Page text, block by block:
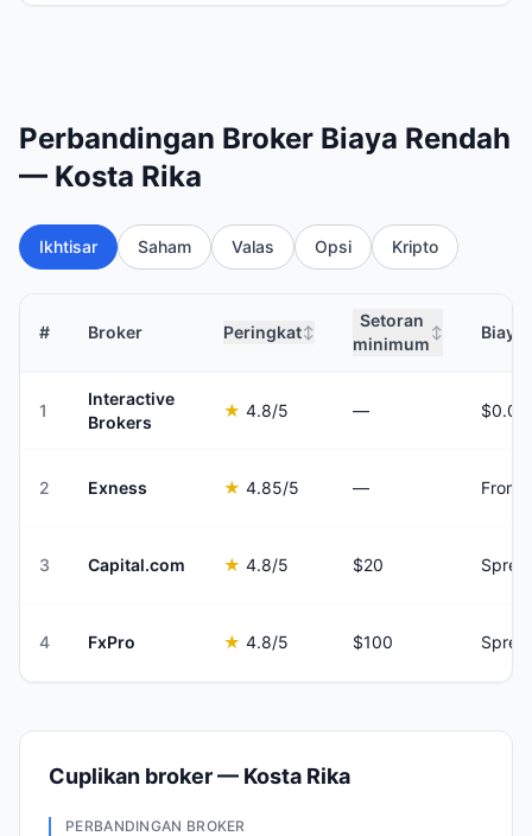
Perbandingan Broker Biaya Rendah
— Kosta Rika
Ikhtisar Saham Valas Opsi Kripto
# Broker Peringkat↕
Setoran
minimum
↕ Biaya
1
Interactive
Brokers
★ 4.8/5 —
2 Exness ★ 4.85/5 — From
3 Capital.com ★ 4.8/5 $20
4 FxPro ★ 4.8/5 $100
Cuplikan broker — Kosta Rika
PERBANDINGAN BROKER